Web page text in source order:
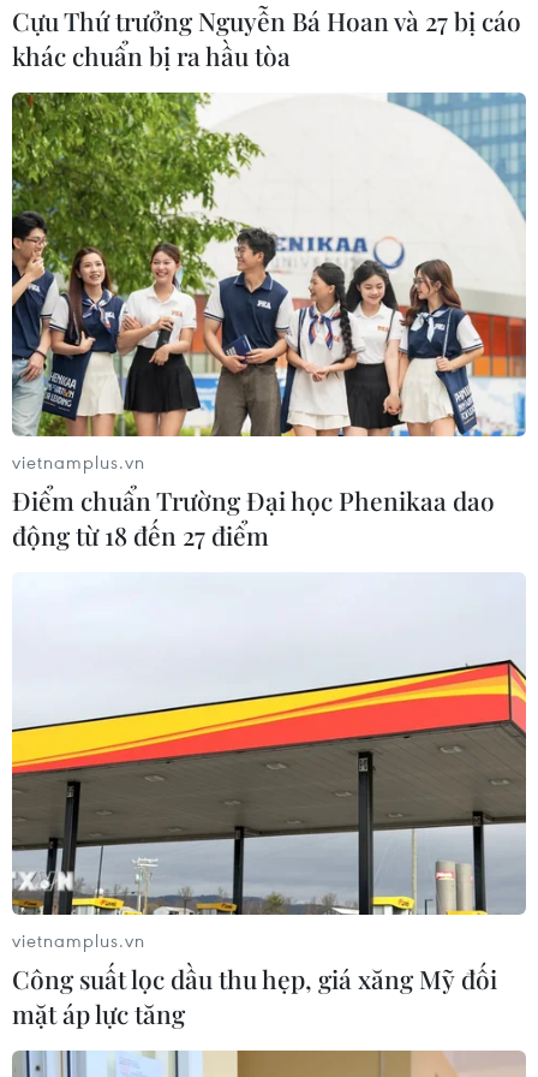
Cựu Thứ trưởng Nguyễn Bá Hoan và 27 bị cáo
khác chuẩn bị ra hầu tòa
vietnamplus.vn
Điểm chuẩn Trường Đại học Phenikaa dao
động từ 18 đến 27 điểm
vietnamplus.vn
Công suất lọc dầu thu hẹp, giá xăng Mỹ đối
mặt áp lực tăng